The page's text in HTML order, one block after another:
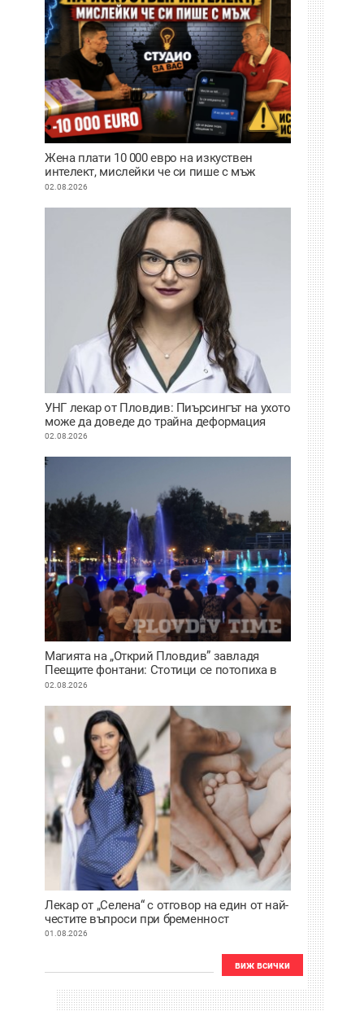
Жена плати 10 000 евро на изкуствен
интелект, мислейки че си пише с мъж
ВИДЕО
02.08.2026
УНГ лекар от Пловдив: Пиърсингът на ухото
може да доведе до трайна деформация
02.08.2026
Магията на „Открий Пловдив” завладя
Пеещите фонтани: Стотици се потопиха в
историята на града под тепетата
02.08.2026
Лекар от „Селена“ с отговор на един от най-
честите въпроси при бременност
01.08.2026
виж всички